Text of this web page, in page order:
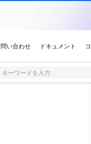
キーワードを入力